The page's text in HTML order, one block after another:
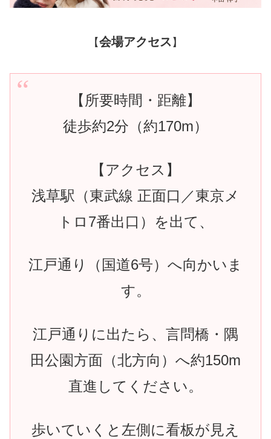
【会場アクセス 】
【所要時間・距離】
徒歩約2分（約170m）
【アクセス】
浅草駅（東武線 正面口／東京メ
トロ7番出口）を出て、
江戸通り（国道6号）へ向かいま
す。
江戸通りに出たら、言問橋・隅
田公園方面（北方向）へ約150m
直進してください。
歩いていくと左側に看板が見え